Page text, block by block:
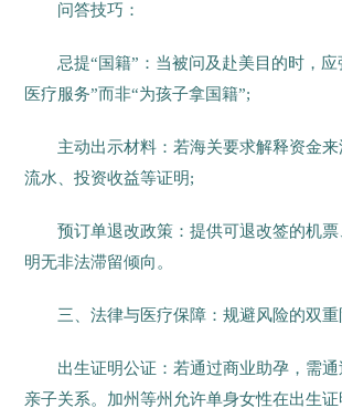
问答技巧：
忌提“国籍”：当被问及赴美目的时，
医疗服务”而非“为孩子拿国籍”;
主动出示材料：若海关要求解释资金
流水、投资收益等证明;
预订单退改政策：提供可退改签的机
明无非法滞留倾向。
三、法律与医疗保障：规避风险的双
出生证明公证：若通过商业助孕，需
亲子关系。加州等州允许单身女性在出生